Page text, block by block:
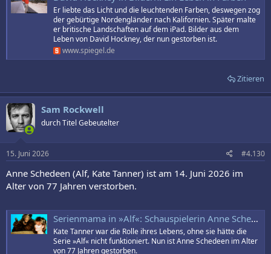
Er liebte das Licht und die leuchtenden Farben, deswegen zog
der gebürtige Nordengländer nach Kalifornien. Später malte
er britische Landschaften auf dem iPad. Bilder aus dem
Leben von David Hockney, der nun gestorben ist.
www.spiegel.de
Zitieren
Sam Rockwell
durch Titel Gebeutelter
15. Juni 2026 #4.130
Anne Schedeen (Alf, Kate Tanner) ist am 14. Juni 2026 im
Alter von 77 Jahren verstorben.
Serienmama in »Alf«: Schauspielerin Anne Schedeen gestorben
Kate Tanner war die Rolle ihres Lebens, ohne sie hätte die
Serie »Alf« nicht funktioniert. Nun ist Anne Schedeen im Alter
von 77 Jahren gestorben.